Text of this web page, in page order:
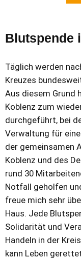
Blutspende
Täglich werden
Kreuzes
Aus diesem Grund
Koblenz zum
durchgeführt, bei
Verwaltung für
der gemeinsamen
Koblenz und des
rund 30
Notfall geholfen
freue mich sehr
Haus. Jede
Solidarität und
Handeln in der
kann Leben